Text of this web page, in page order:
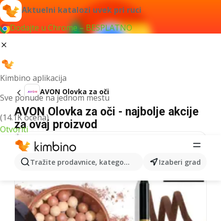
Aktuelni katalozi uvek pri ruci
Dodajte u Chrome – BESPLATNO
Kimbino aplikacija
Sve ponude na jednom mestu
(14.1K ocena)
Otvoriti
Tražite prodavnice, kategorije, proizvode...Izaberi grad
AVON Olovka za oči
AVON Olovka za oči - najbolje akcije
za ovaj proizvod